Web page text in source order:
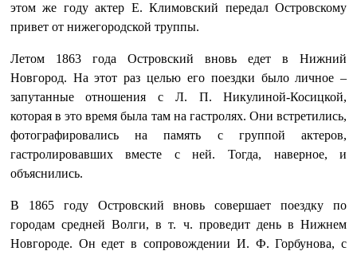
этом же году актер Е. Климовский передал Островскому
привет от нижегородской труппы.
Летом 1863 года Островский вновь едет в Нижний
Новгород. На этот раз целью его поездки было личное –
запутанные отношения с Л. П. Никулиной-Косицкой,
которая в это время была там на гастролях. Они встретились,
фотографировались на память с группой актеров,
гастролировавших вместе с ней. Тогда, наверное, и
объяснились.
В 1865 году Островский вновь совершает поездку по
городам средней Волги, в т. ч. проведит день в Нижнем
Новгороде. Он едет в сопровождении И. Ф. Горбунова, с